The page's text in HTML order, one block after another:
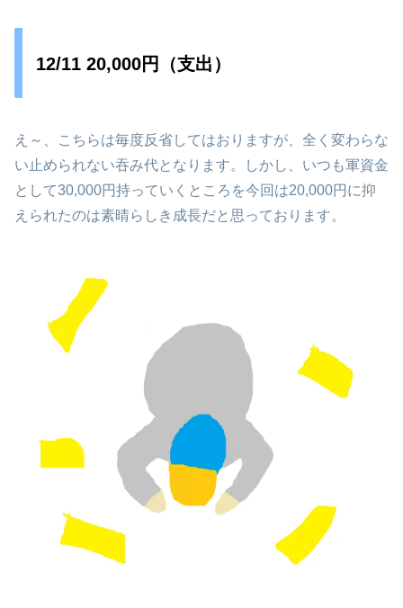
12/11 20,000円（支出）
え～、こちらは毎度反省してはおりますが、全く変わらな
い止められない吞み代となります。しかし、いつも軍資金
として30,000円持っていくところを今回は20,000円に抑
えられたのは素晴らしき成長だと思っております。